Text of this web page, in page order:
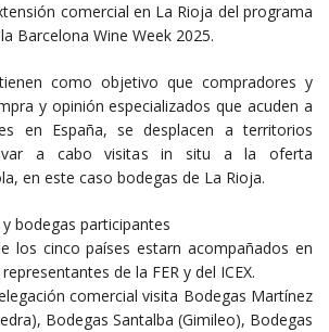
comercial en La Rioja del programa
Barcelona Wine Week 2025.
como objetivo que compradores y
y opinión especializados que acuden a
en España, se desplacen a territorios
a cabo visitas in situ a la oferta
en este caso bodegas de La Rioja.
bodegas participantes
los cinco países estarn acompañados en
de la FER y del ICEX.
comercial visita Bodegas Martínez
Bodegas Santalba (Gimileo), Bodegas